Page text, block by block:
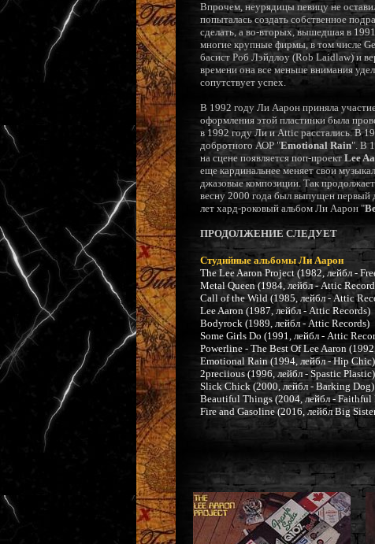
Впрочем, неурядицы певицу не
попыталась создать собственное
сделать, а во-вторых, вышедшая в
многие крупные фирмы, в том числе
басист Роб Лэйдлоу (Rob Laidlaw) и
времени она все меньше внимания
сопутствует успех.
В 1992 году Ли Аарон приняла
оформления этой пластинки была
в 1992 году Ли и Attic расстались. В
добротного АОР "Emotional Rain". В
на сцене появляется поп-проектLee
еще кардинальнее меняет свои
джазовые композиции. Так
весну 2000 года был выпущен первый
лет хард-роковый альбом Ли Аарон "
ПРОДОЛЖЕНИЕ СЛЕДУЕТ
Студийные альбомы Ли Аарон
The Lee Aaron Project (1982, лейбл -
Metal Queen (1984, лейбл - Attic
Call of the Wild (1985, лейбл - Attic
Lee Aaron (1987, лейбл - Attic Records)
Bodyrock (1989, лейбл - Attic Records)
Some Girls Do (1991, лейбл - Attic
Powerline - The Best Of Lee Aaron
Emotional Rain (1994, лейбл - Hip Chic)
2preciious (1996, лейбл - Spastic Plastic)
Slick Chick (2000, лейбл - Barking Dog)
Beautiful Things (2004, лейбл - Faithful
Fire and Gasoline (2016, лейбл Big